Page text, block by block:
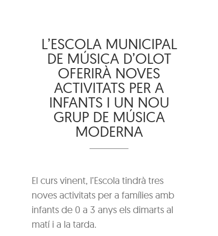
L’ESCOLA MUNICIPAL
DE MÚSICA D’OLOT
OFERIRÀ NOVES
ACTIVITATS PER A
INFANTS I UN NOU
GRUP DE MÚSICA
MODERNA
El curs vinent, l’Escola tindrà tres
noves activitats per a famílies amb
infants de 0 a 3 anys els dimarts al
matí i a la tarda.